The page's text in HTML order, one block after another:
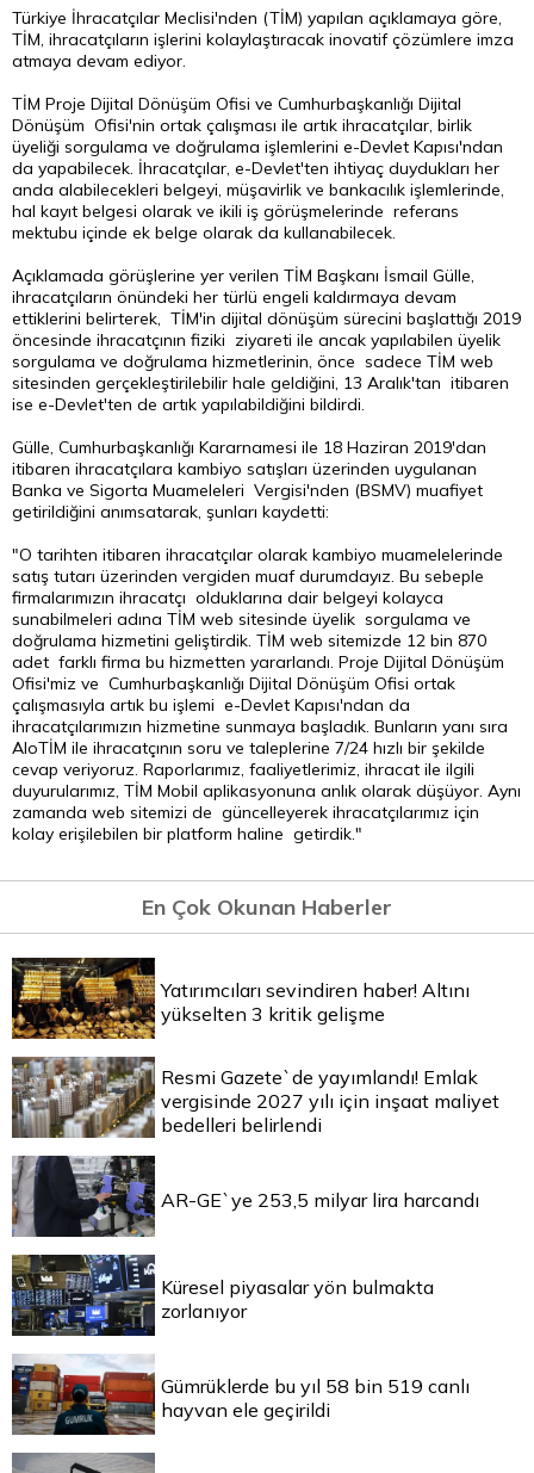
Türkiye İhracatçılar Meclisi'nden (TİM) yapılan açıklamaya göre,
TİM, ihracatçıların işlerini kolaylaştıracak inovatif çözümlere imza
atmaya devam ediyor.
TİM Proje Dijital Dönüşüm Ofisi ve Cumhurbaşkanlığı Dijital
Dönüşüm Ofisi'nin ortak çalışması ile artık ihracatçılar, birlik
üyeliği sorgulama ve doğrulama işlemlerini e-Devlet Kapısı'ndan
da yapabilecek. İhracatçılar, e-Devlet'ten ihtiyaç duydukları her
anda alabilecekleri belgeyi, müşavirlik ve bankacılık işlemlerinde,
hal kayıt belgesi olarak ve ikili iş görüşmelerinde referans
mektubu içinde ek belge olarak da kullanabilecek.
Açıklamada görüşlerine yer verilen TİM Başkanı İsmail Gülle,
ihracatçıların önündeki her türlü engeli kaldırmaya devam
ettiklerini belirterek, TİM'in dijital dönüşüm sürecini başlattığı 2019
öncesinde ihracatçının fiziki ziyareti ile ancak yapılabilen üyelik
sorgulama ve doğrulama hizmetlerinin, önce sadece TİM web
sitesinden gerçekleştirilebilir hale geldiğini, 13 Aralık'tan itibaren
ise e-Devlet'ten de artık yapılabildiğini bildirdi.
Gülle, Cumhurbaşkanlığı Kararnamesi ile 18 Haziran 2019'dan
itibaren ihracatçılara kambiyo satışları üzerinden uygulanan
Banka ve Sigorta Muameleleri Vergisi'nden (BSMV) muafiyet
getirildiğini anımsatarak, şunları kaydetti:
"O tarihten itibaren ihracatçılar olarak kambiyo muamelelerinde
satış tutarı üzerinden vergiden muaf durumdayız. Bu sebeple
firmalarımızın ihracatçı olduklarına dair belgeyi kolayca
sunabilmeleri adına TİM web sitesinde üyelik sorgulama ve
doğrulama hizmetini geliştirdik. TİM web sitemizde 12 bin 870
adet farklı firma bu hizmetten yararlandı. Proje Dijital Dönüşüm
Ofisi'miz ve Cumhurbaşkanlığı Dijital Dönüşüm Ofisi ortak
çalışmasıyla artık bu işlemi e-Devlet Kapısı'ndan da
ihracatçılarımızın hizmetine sunmaya başladık. Bunların yanı sıra
AloTİM ile ihracatçının soru ve taleplerine 7/24 hızlı bir şekilde
cevap veriyoruz. Raporlarımız, faaliyetlerimiz, ihracat ile ilgili
duyurularımız, TİM Mobil aplikasyonuna anlık olarak düşüyor. Aynı
zamanda web sitemizi de güncelleyerek ihracatçılarımız için
kolay erişilebilen bir platform haline getirdik."
En Çok Okunan Haberler
Yatırımcıları sevindiren haber! Altını
yükselten 3 kritik gelişme
Resmi Gazete`de yayımlandı! Emlak
vergisinde 2027 yılı için inşaat maliyet
bedelleri belirlendi
AR-GE`ye 253,5 milyar lira harcandı
Küresel piyasalar yön bulmakta
zorlanıyor
Gümrüklerde bu yıl 58 bin 519 canlı
hayvan ele geçirildi